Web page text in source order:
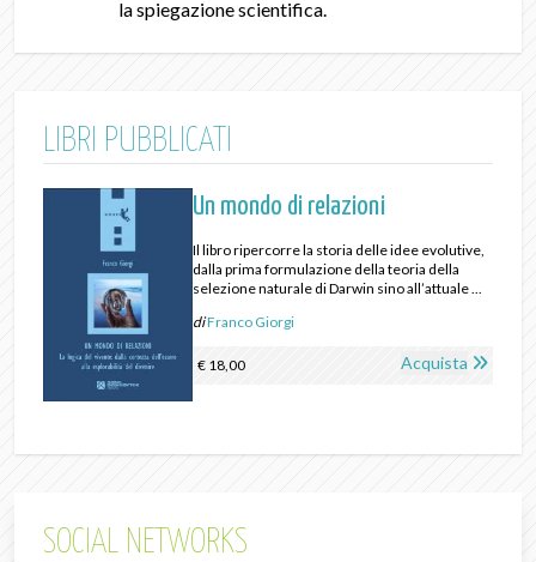
la spiegazione scientifica.
LIBRI PUBBLICATI
Un mondo di relazioni
Il libro ripercorre la storia delle idee evolutive,
dalla prima formulazione della teoria della
selezione naturale di Darwin sino all’attuale ...
diFranco Giorgi
€ 18,00 Acquista
SOCIAL NETWORKS